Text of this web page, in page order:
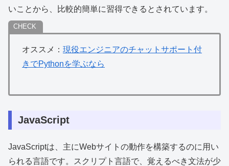
いことから、比較的簡単に習得できるとされています。
オススメ： 現役エンジニアのチャットサポート付
きでPythonを学ぶなら
JavaScript
JavaScriptは、主にWebサイトの動作を構築するのに用い
られる言語です。スクリプト言語で、覚えるべき文法が少